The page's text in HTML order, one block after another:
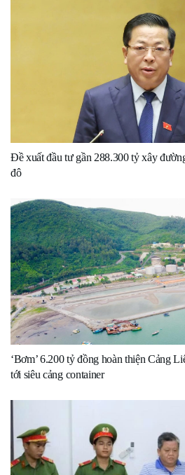
Đề xuất đầu tư gần 288.300 tỷ xây
đô
‘Bơm’ 6.200 tỷ đồng hoàn thiện Cảng
tới siêu cảng container